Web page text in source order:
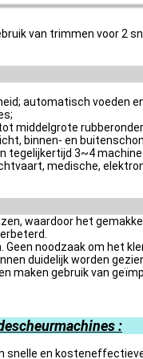
van trimmen voor 2
automatisch voeden
middelgrote
binnen- en
tegelijkertijd 3~4
medische,
waardoor het
noodzaak om het
duidelijk worden
maken gebruik van
scheurmachines:
en